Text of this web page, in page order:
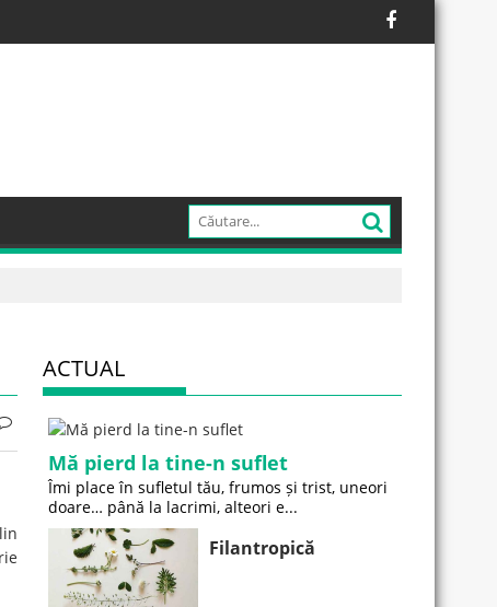
ACTUAL
Mă pierd la tine-n suflet
Îmi place în sufletul tău, frumos și trist, uneori
doare… până la lacrimi, alteori e...
Filantropică